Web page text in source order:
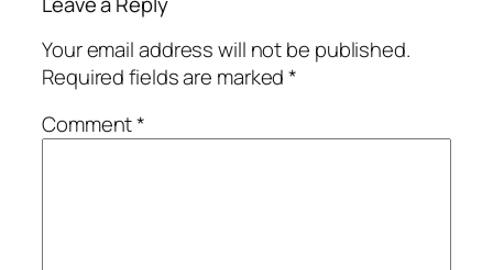
Your email address will not be published.
Required fields are marked*
Comment*